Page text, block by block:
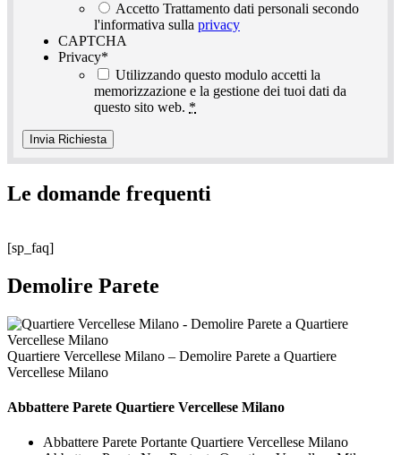
Accetto Trattamento dati personali secondo
l'informativa sulla privacy
CAPTCHA
Privacy*
Utilizzando questo modulo accetti la
memorizzazione e la gestione dei tuoi dati da
questo sito web. *
Le domande frequenti
[sp_faq]
Demolire Parete
Quartiere Vercellese Milano – Demolire Parete a Quartiere
Vercellese Milano
Abbattere Parete Quartiere Vercellese Milano
Abbattere Parete Portante Quartiere Vercellese Milano